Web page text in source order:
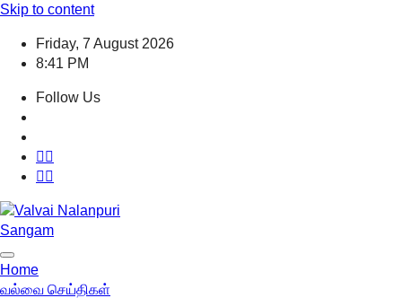
Skip to content
Friday, 7 August 2026
8:41 PM
Follow Us
Home
வல்வை செய்திகள்